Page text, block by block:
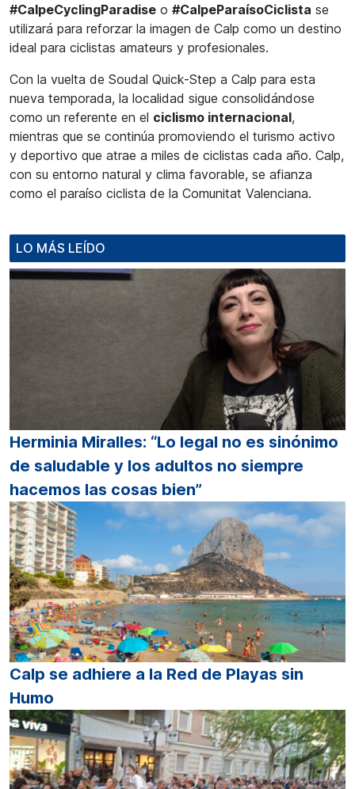
#CalpeCyclingParadise o #CalpeParaísoCiclista se
utilizará para reforzar la imagen de Calp como un destino
ideal para ciclistas amateurs y profesionales.
Con la vuelta de Soudal Quick-Step a Calp para esta
nueva temporada, la localidad sigue consolidándose
como un referente en el ciclismo internacional,
mientras que se continúa promoviendo el turismo activo
y deportivo que atrae a miles de ciclistas cada año. Calp,
con su entorno natural y clima favorable, se afianza
como el paraíso ciclista de la Comunitat Valenciana.
LO MÁS LEÍDO
Herminia Miralles: “Lo legal no es sinónimo
de saludable y los adultos no siempre
hacemos las cosas bien”
Calp se adhiere a la Red de Playas sin
Humo